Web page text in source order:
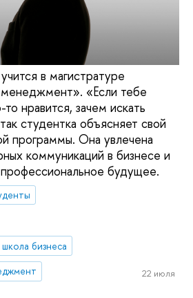
в магистратуре
«Если тебе
нравится, зачем искать
студентка объясняет свой
программы. Она увлечена
коммуникаций в бизнесе и
будущее.
бизнеса
22 июля